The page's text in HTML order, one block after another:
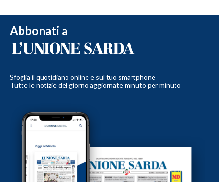
Abbonati a
Sfoglia il quotidiano online e sul tuo smartphone
Tutte le notizie del giorno aggiornate minuto per minuto